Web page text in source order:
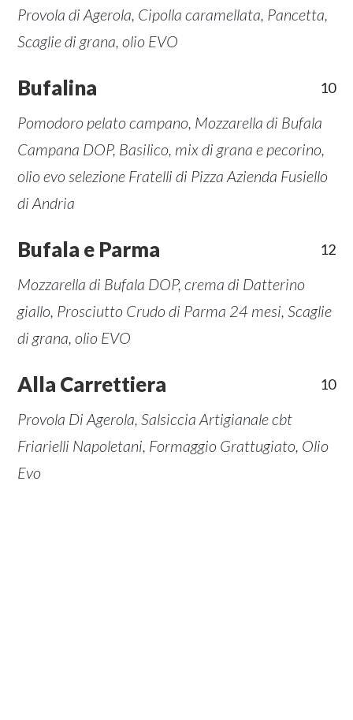
Provola di Agerola, Cipolla caramellata, Pancetta,
Scaglie di grana, olio EVO
Bufalina 10
Pomodoro pelato campano, Mozzarella di Bufala
Campana DOP, Basilico, mix di grana e pecorino,
olio evo selezione Fratelli di Pizza Azienda Fusiello
di Andria
Bufala e Parma 12
Mozzarella di Bufala DOP, crema di Datterino
giallo, Prosciutto Crudo di Parma 24 mesi, Scaglie
di grana, olio EVO
Alla Carrettiera 10
Provola Di Agerola, Salsiccia Artigianale cbt
Friarielli Napoletani, Formaggio Grattugiato, Olio
Evo